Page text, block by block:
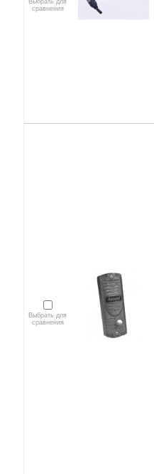
Выбрать для
сравнения
Выбрать для
сравнения